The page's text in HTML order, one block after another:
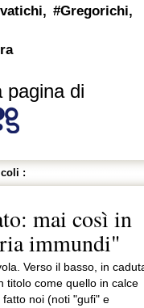
#Gregorichi,
pagina di
:
mai così in
immundi"
Verso il basso, in
titolo come quello in calce
fatto noi (noti "gufi" e